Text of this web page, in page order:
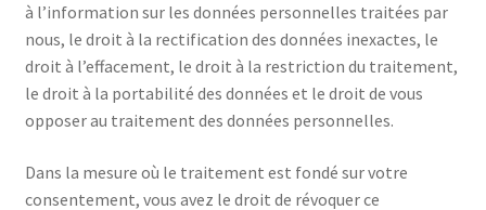
à l’information sur les données personnelles traitées par
nous, le droit à la rectification des données inexactes, le
droit à l’effacement, le droit à la restriction du traitement,
le droit à la portabilité des données et le droit de vous
opposer au traitement des données personnelles.
Dans la mesure où le traitement est fondé sur votre
consentement, vous avez le droit de révoquer ce